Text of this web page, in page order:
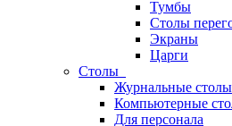
Тумбы
Столы
Экраны
Царги
Столы
Журнальные столы
Компьютерные
Для персонала